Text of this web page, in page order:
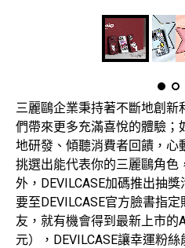
三麗鷗企業秉持著不斷地創新
們帶來更多充滿喜悅的體驗；
地研發、傾聽消費者回饋，心
挑選出能代表你的三麗鷗角
外，DEVILCASE加碼推出抽
要至DEVILCASE官方臉書指
友，就有機會得到最新上市
元），DEVILCASE讓幸運粉